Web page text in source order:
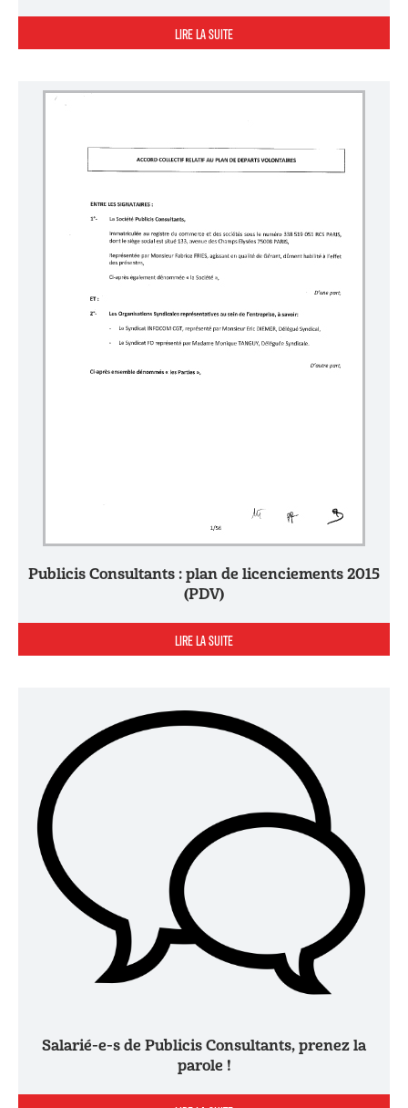
LIRE LA SUITE
Publicis Consultants : plan de licenciements 2015
(PDV)
LIRE LA SUITE
Salarié-e-s de Publicis Consultants, prenez la
parole !